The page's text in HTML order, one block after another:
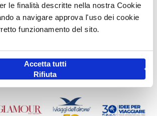
le finalità descritte nella nostra Cookie
a navigare approva l'uso dei cookie
funzionamento del sito.
Accetta tutti
Rifiuta